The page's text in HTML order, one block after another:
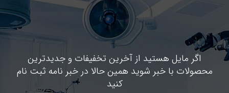
اگر مایل هستید از آخرین تخفیفات و جدیدترین
محصولات با خبر شوید همین حالا در خبر نامه ثبت نام
کنید